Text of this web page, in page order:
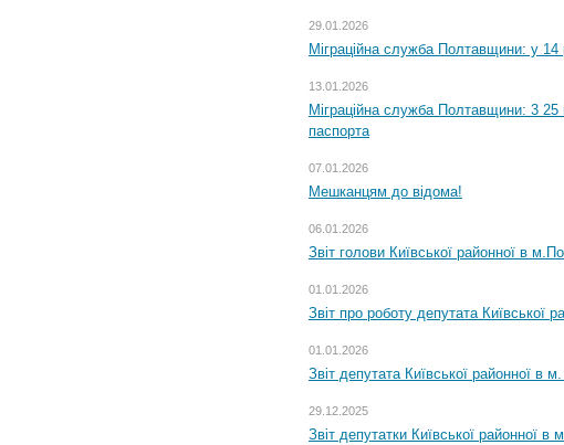
29.01.2026
Міграційна служба Полтавщини: у
13.01.2026
Міграційна служба Полтавщини: 3 25
паспорта
07.01.2026
Мешканцям до відома!
06.01.2026
Звіт голови Київської районної в
01.01.2026
Звіт про роботу депутата Київської
01.01.2026
Звіт депутата Київської районної в
29.12.2025
Звіт депутатки Київської районної